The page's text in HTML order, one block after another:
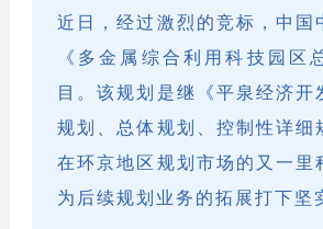
近日，经过激烈的竞标，中国
《多金属综合利用科技园区
目。该规划是继《平泉经济开
规划、总体规划、控制性详细
在环京地区规划市场的又一里
为后续规划业务的拓展打下坚